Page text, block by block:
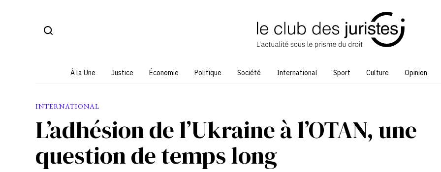
À la Une Justice Économie Politique Société International Sport Culture Opinion
INTERNATIONAL
L’adhésion de l’Ukraine à l’OTAN, une
question de temps long